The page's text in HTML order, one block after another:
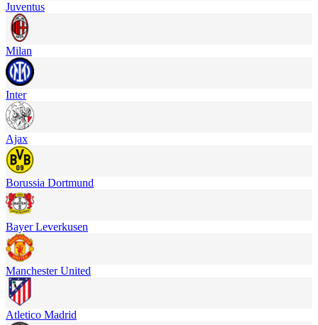
Juventus
Milan
Inter
Ajax
Borussia Dortmund
Bayer Leverkusen
Manchester United
Atletico Madrid